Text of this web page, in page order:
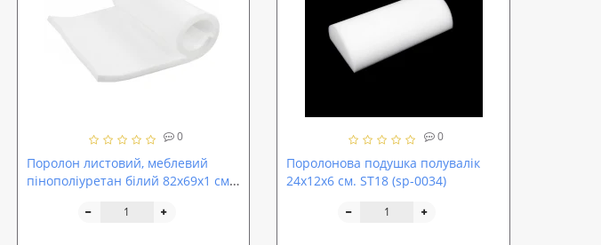
0
Поролон листовий, меблевий
пінополіуретан білий 82х69х1 см.
0
Поролонова подушка полувалік
24х12х6 см. ST18 (sp-0034)